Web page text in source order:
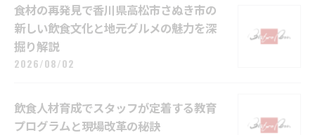
食材の再発見で香川県高松市さぬき市の
新しい飲食文化と地元グルメの魅力を深
掘り解説
2026/08/02
飲食人材育成でスタッフが定着する教育
プログラムと現場改革の秘訣